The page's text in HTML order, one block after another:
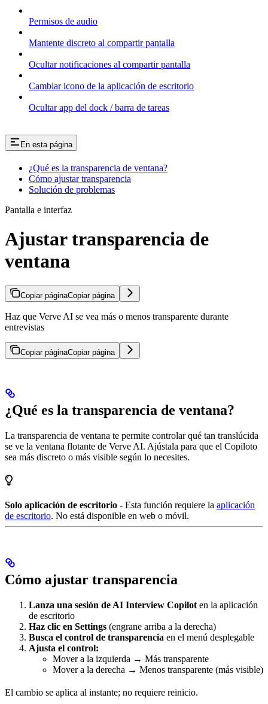
Permisos de audio
Mantente discreto al compartir pantalla
Ocultar notificaciones al compartir pantalla
Cambiar icono de la aplicación de escritorio
Ocultar app del dock / barra de tareas
En esta página
¿Qué es la transparencia de ventana?
Cómo ajustar transparencia
Solución de problemas
Pantalla e interfaz
Ajustar transparencia de
ventana
Copiar páginaCopiar página
Haz que Verve AI se vea más o menos transparente durante
entrevistas
Copiar páginaCopiar página
¿Qué es la transparencia de ventana?
La transparencia de ventana te permite controlar qué tan translúcida
se ve la ventana flotante de Verve AI. Ajústala para que el Copiloto
sea más discreto o más visible según lo necesites.
Solo aplicación de escritorio - Esta función requiere la aplicación
de escritorio. No está disponible en web o móvil.
Cómo ajustar transparencia
Lanza una sesión de AI Interview Copilot en la aplicación
de escritorio
Haz clic en Settings (engrane arriba a la derecha)
Busca el control de transparencia en el menú desplegable
Ajusta el control:
Mover a la izquierda → Más transparente
Mover a la derecha → Menos transparente (más visible)
El cambio se aplica al instante; no requiere reinicio.